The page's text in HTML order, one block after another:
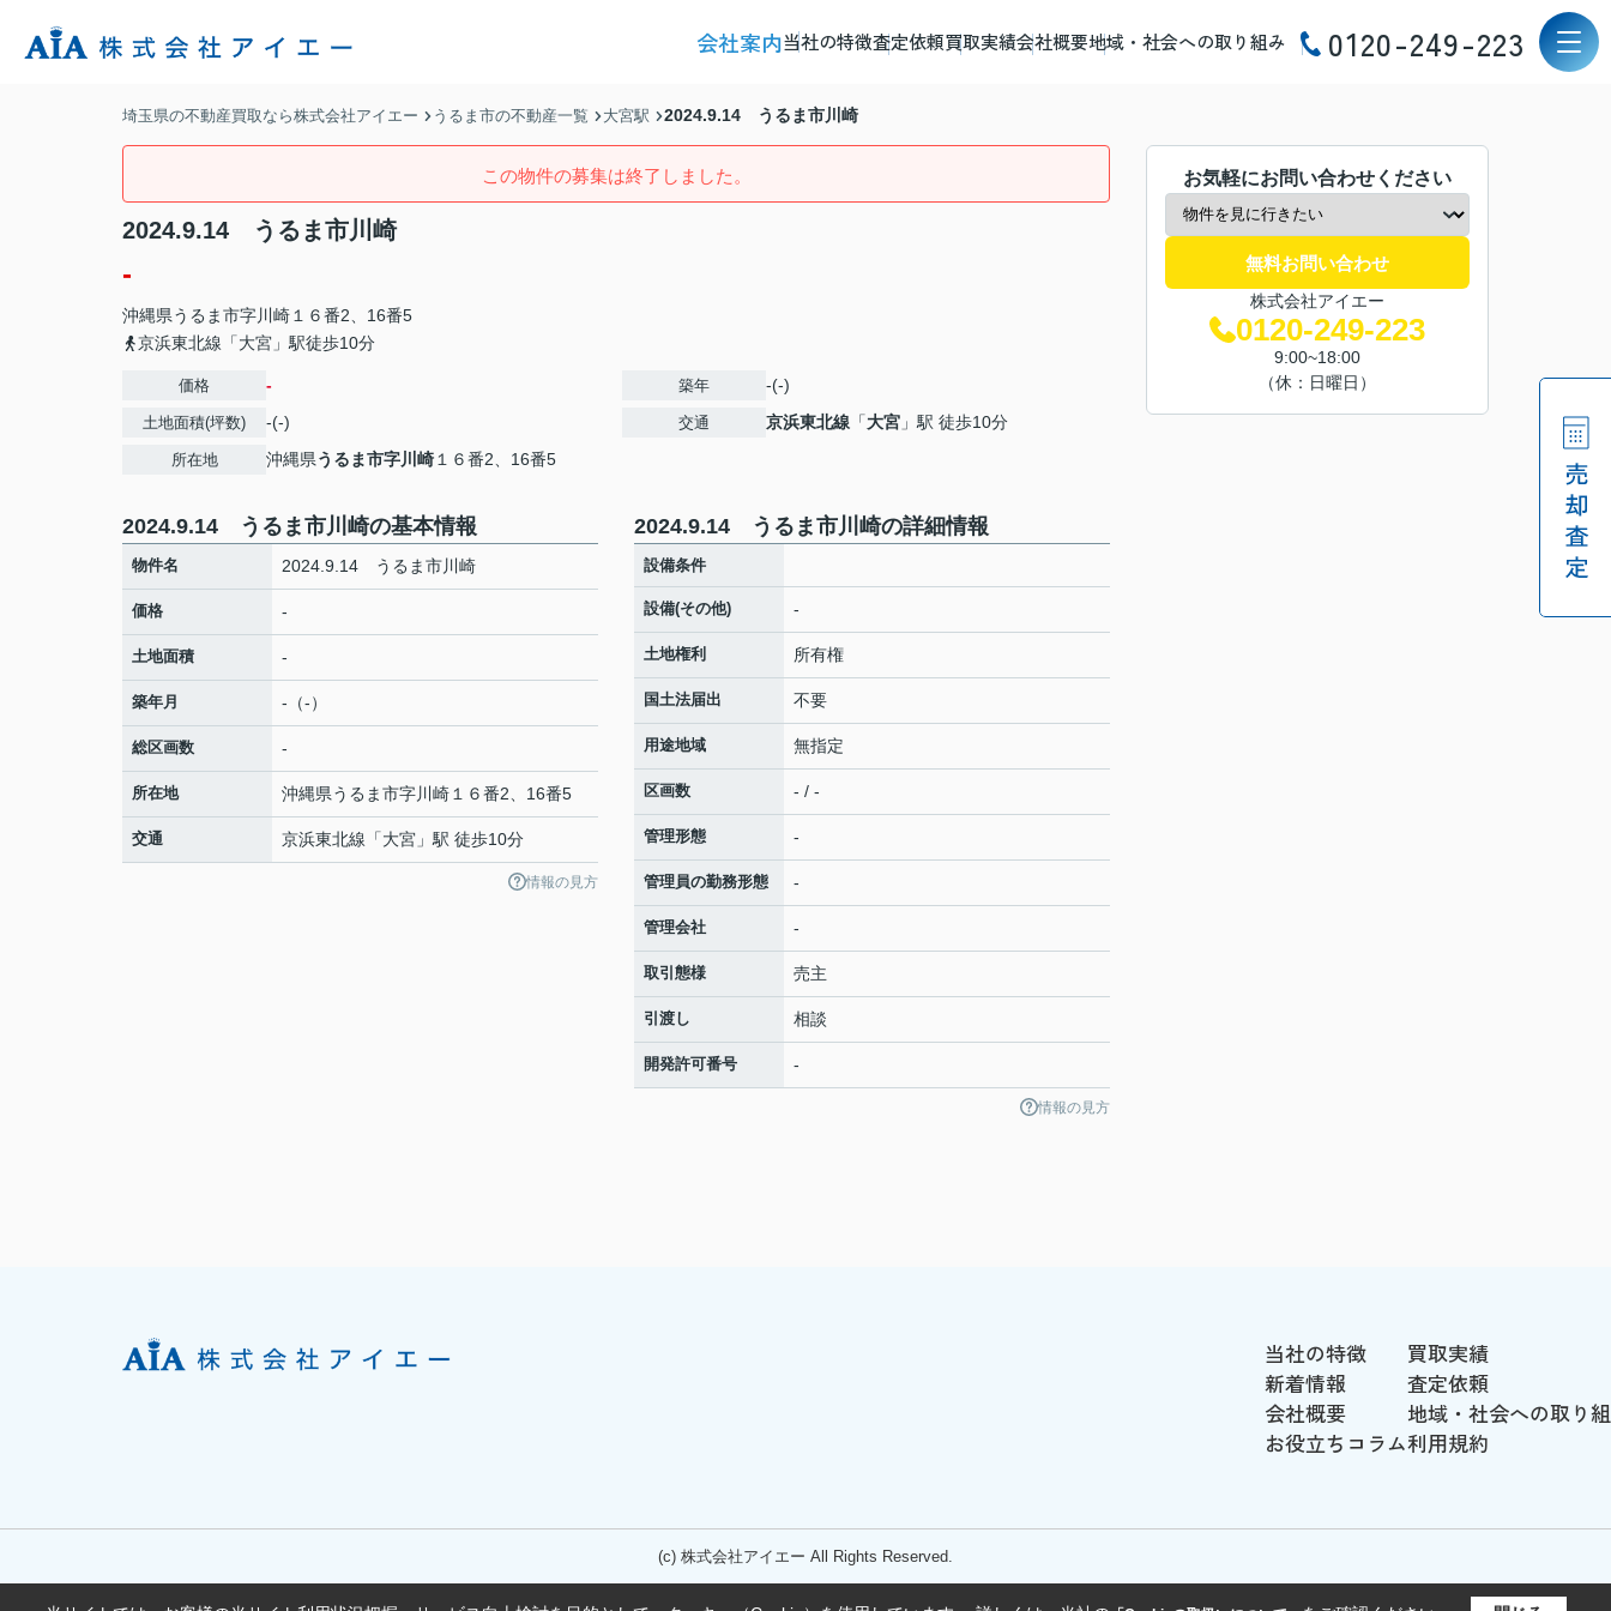
会社案内当社の特徴査定依頼買取実績会社概要地域・社会への取り組み 0120-249-223
埼玉県の不動産買取なら株式会社アイエー うるま市の不動産一覧 大宮駅 2024.9.14 うるま市川崎
この物件の募集は終了しました。
2024.9.14 うるま市川崎
-
沖縄県うるま市字川崎 １６番2、16番5
京浜東北線「大宮」駅徒歩10分
価格 -
土地面積(坪数) -(-)
所在地 沖縄県うるま市字川崎 １６番2、16番5
築年 -(-)
交通 京浜東北線 「大宮 」駅 徒歩10分
2024.9.14 うるま市川崎の基本情報
物件名 2024.9.14 うるま市川崎
価格 -
土地面積 -
築年月 -（-）
総区画数 -
所在地 沖縄県うるま市字川崎 １６番2、16番5
交通 京浜東北線 「大宮 」駅 徒歩10分
情報の見方
2024.9.14 うるま市川崎の詳細情報
設備条件
設備(その他) -
土地権利 所有権
国土法届出 不要
用途地域 無指定
区画数 - / -
管理形態 -
管理員の勤務形態 -
管理会社 -
取引態様 売主
引渡し 相談
開発許可番号 -
情報の見方
お気軽にお問い合わせください
無料お問い合わせ
株式会社アイエー
0120-249-223
9:00~18:00
（休：日曜日）
当社の特徴
新着情報
会社概要
お役立ちコラム
買取実績
査定依頼
地域・社会への取り
利用規約
(c) 株式会社アイエー All Rights Reserved.